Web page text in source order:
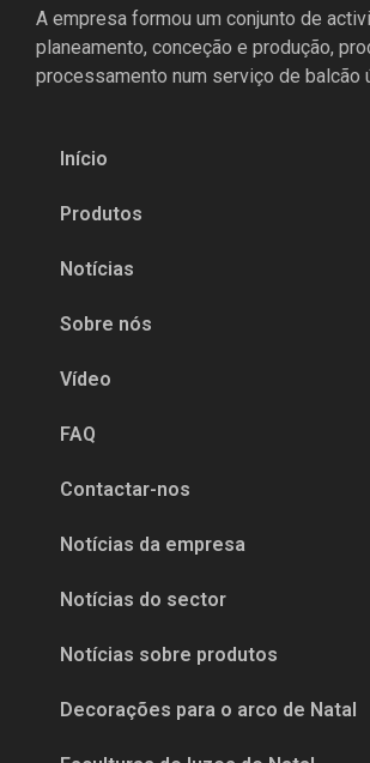
A empresa formou um conjunto de
planeamento, conceção e produção,
processamento num serviço de balcão
Início
Produtos
Notícias
Sobre nós
Vídeo
FAQ
Contactar-nos
Notícias da empresa
Notícias do sector
Notícias sobre produtos
Decorações para o arco de Natal